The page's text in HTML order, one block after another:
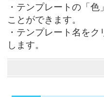
・テンプレートの「
ことができます。
・テンプレート名を
します。